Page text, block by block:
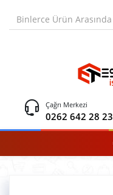
Çağrı Merkezi
0262 642 28 23